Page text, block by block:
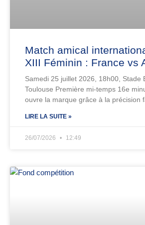
Match amical
XIII Féminin : France vs
Samedi 25 juillet 2026, 18h00, Stade
Toulouse Première mi-temps 16e
ouvre la marque grâce à la précision
LIRE LA SUITE »
26/07/2026 12:49